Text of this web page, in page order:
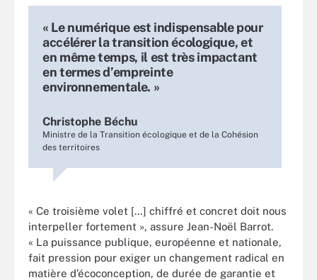
« Le numérique est indispensable pour
accélérer la transition écologique, et
en même temps, il est très impactant
en termes d’empreinte
environnementale. »
Christophe Béchu
Ministre de la Transition écologique et de la Cohésion
des territoires
« Ce troisième volet […] chiffré et concret doit nous
interpeller fortement », assure Jean-Noël Barrot.
« La puissance publique, européenne et nationale,
fait pression pour exiger un changement radical en
matière d’écoconception, de durée de garantie et